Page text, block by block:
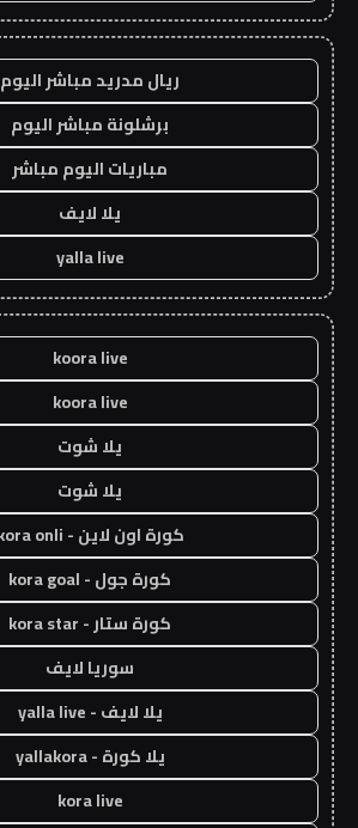
ريال مدريد مباشر اليوم
برشلونة مباشر اليوم
مباريات اليوم مباشر
يلا لايف
yalla live
koora live
koora live
يلا شوت
يلا شوت
كورة اون لاين - kora onli
كورة جول - kora goal
كورة ستار - kora star
سوريا لايف
يلا لايف - yalla live
يلا كورة - yallakora
kora live